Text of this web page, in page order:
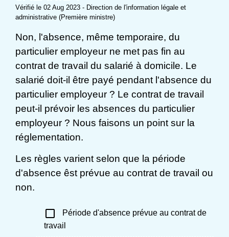
Vérifié le 02 Aug 2023 - Direction de l'information légale et
administrative (Première ministre)
Non, l'absence, même temporaire, du
particulier employeur ne met pas fin au
contrat de travail du salarié à domicile. Le
salarié doit-il être payé pendant l'absence du
particulier employeur ? Le contrat de travail
peut-il prévoir les absences du particulier
employeur ? Nous faisons un point sur la
réglementation.
Les règles varient selon que la période
d'absence êst prévue au contrat de travail ou
non.
check_box_outline_blank
Période d'absence prévue au contrat de
travail